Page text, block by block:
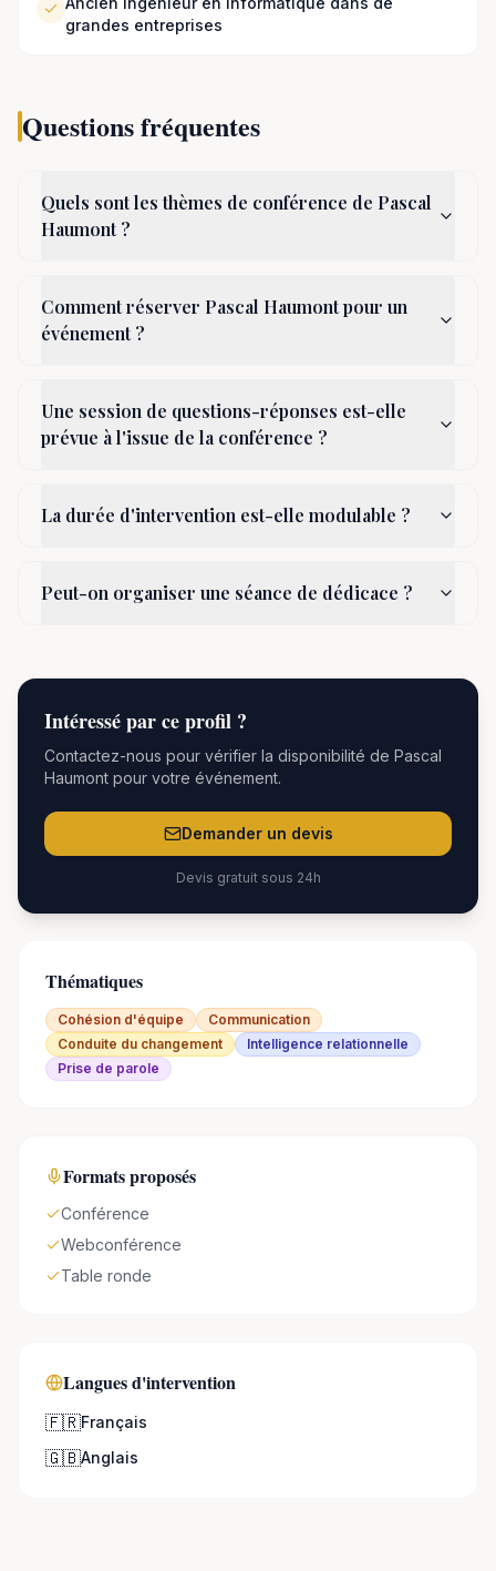
grandes entreprises
Questions fréquentes
Quels sont les thèmes de conférence de Pascal
Haumont ?
Comment réserver Pascal Haumont pour un
événement ?
Une session de questions-réponses est-elle
prévue à l'issue de la conférence ?
La durée d'intervention est-elle modulable ?
Peut-on organiser une séance de dédicace ?
Intéressé parceprofil ?
Contactez-nous pour vérifier la disponibilité de Pascal
Haumont pour votre événement.
Demander un devis
Devis gratuit sous 24h
Thématiques
Cohésion d'équipe
Communication
Conduite du changement
Intelligence relationnelle
Prise de parole
Formats proposés
Conférence
Webconférence
Table ronde
Langues d'intervention
🇫🇷Français
🇬🇧Anglais